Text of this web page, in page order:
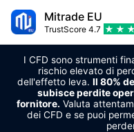
Mitrade EU
TrustScore 4.7
I CFD sono strumenti
rischio elevato di
dell'effetto leva. Il 80%
subisce perdite
fornitore. Valuta
dei CFD e se puoi